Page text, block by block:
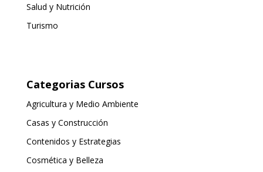
Salud y Nutrición
Turismo
Categorias Cursos
Agricultura y Medio Ambiente
Casas y Construcción
Contenidos y Estrategias
Cosmética y Belleza